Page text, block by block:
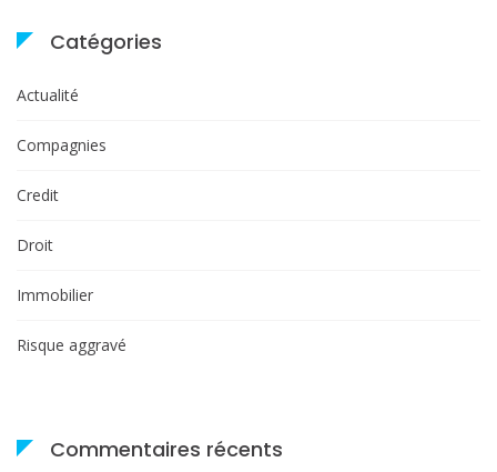
Catégories
Actualité
Compagnies
Credit
Droit
Immobilier
Risque aggravé
Commentaires récents